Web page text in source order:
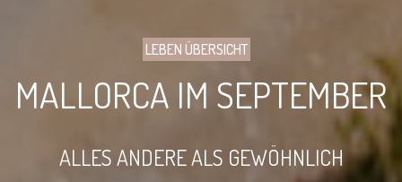
LEBEN ÜBERSICHT
MALLORCA IM SEPTEMBER
ALLES ANDERE ALS GEWÖHNLICH